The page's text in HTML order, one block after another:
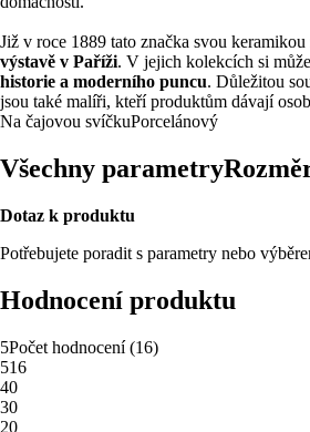
Již v roce 1889 tato značka svou keramikou
výstavě v Paříži. V jejich kolekcích si
historie a moderního puncu. Důležitou
jsou také malíři, kteří produktům dávají
Na čajovou svíčkuPorcelánový
Všechny parametry
Dotaz k produktu
Potřebujete poradit s parametry nebo
Hodnocení produktu
5Počet hodnocení(16)
516
40
30
20